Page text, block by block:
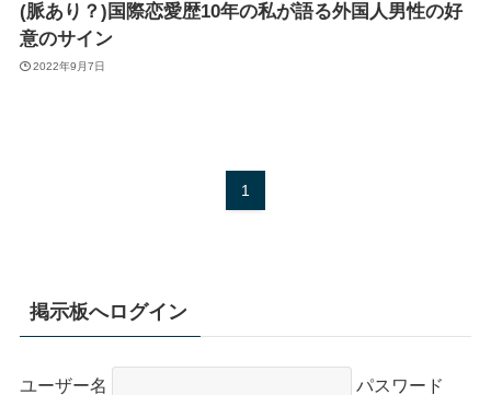
(脈あり？)国際恋愛歴10年の私が語る外国人男性の好
意のサイン
2022年9月7日
1
掲示板へログイン
ユーザー名 パスワード